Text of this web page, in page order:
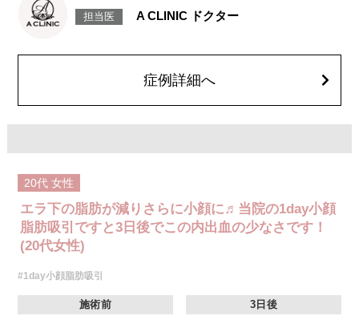
感などが術後一時的に生じることがございます。また、稀に貧血、細菌感
染症、左右差、施術箇所の知覚鈍麻、ぼこつき、硬結、瘢痕化、色素沈
顔の脂肪吸引箇所の追加 1ヶ所ごと+162,800円(税込)
オプション：笑気麻酔 3,300円(税込)
担当医 A CLINIC ドクター
症例詳細へ
20代 女性
エラ下の脂肪が減りさらに小顔に♬当院の1day小顔
脂肪吸引ですと3日後でこの内出血の少なさです！
(20代女性)
#1day小顔脂肪吸引
施術前 3日後